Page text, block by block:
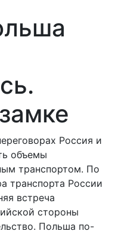
Россия и
объемы
транспортом. По
транспорта России
встреча
стороны
Польша по-